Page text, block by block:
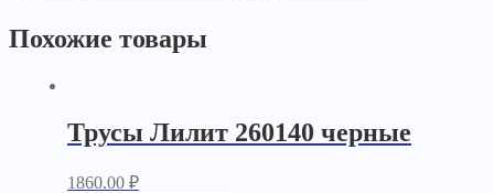
Похожие товары
Трусы Лилит 260140 черные
1860.00 ₽